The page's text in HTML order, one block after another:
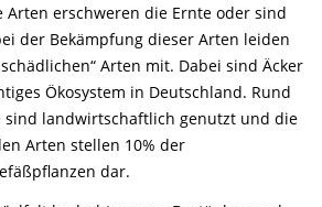
Arten erschweren die Ernte oder sind
der Bekämpfung dieser Arten leiden
Arten mit. Dabei sind Äcker
Ökosystem in Deutschland. Rund
sind landwirtschaftlich genutzt und die
Arten stellen 10% der
dar.